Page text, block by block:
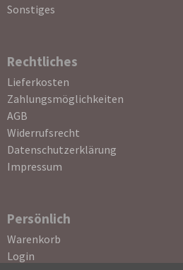
Sonstiges
Rechtliches
Navigation
überspringen
Lieferkosten
Zahlungsmöglichkeiten
AGB
Widerrufsrecht
Datenschutzerklärung
Impressum
Persönlich
Navigation
überspringen
Warenkorb
Login